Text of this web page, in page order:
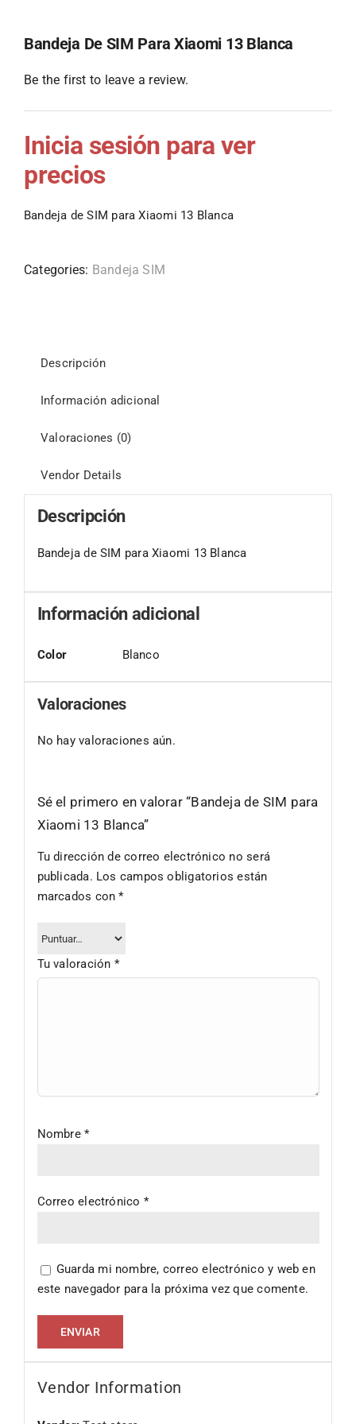
Bandeja De SIM Para Xiaomi 13 Blanca
Be the first to leave a review.
Inicia sesión para ver
precios
Bandeja de SIM para Xiaomi 13 Blanca
Categories: Bandeja SIM
Descripción
Información adicional
Valoraciones (0)
Vendor Details
Descripción
Bandeja de SIM para Xiaomi 13 Blanca
Información adicional
Color Blanco
Valoraciones
No hay valoraciones aún.
Sé el primero en valorar “Bandeja de SIM para
Xiaomi 13 Blanca”
Tu dirección de correo electrónico no será
publicada. Los campos obligatorios están
marcados con*
Tu valoración *
Nombre*
Correo electrónico *
Guarda mi nombre, correo electrónico y web en
este navegador para la próxima vez que comente.
Vendor Information